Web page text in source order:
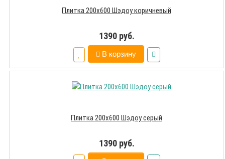
Плитка 200х600 Шэдоу коричневый
1390 руб.
В корзину
Плитка 200х600 Шэдоу серый
1390 руб.